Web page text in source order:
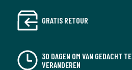
GRATIS RETOUR
30 DAGEN OM VAN GEDACHT TE
VERANDEREN